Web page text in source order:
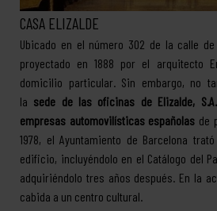
CASA ELIZALDE
Ubicado en el número 302 de la calle
proyectado en 1888 por el arquitecto
domicilio particular. Sin embargo, no
la sede de las oficinas de Elizalde,
empresas automovilísticas españolas de
1978, el Ayuntamiento de Barcelona
edificio, incluyéndolo en el Catálogo del
adquiriéndolo tres años después. En la
cabida a un centro cultural.